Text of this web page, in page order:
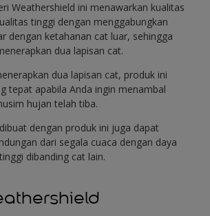
Weathershield ini menawarkan kualitas
tinggi dengan menggabungkan
dengan ketahanan cat luar, sehingga
dua lapisan cat.
dua lapisan cat, produk ini
tepat apabila Anda ingin menambal
hujan telah tiba.
dengan produk ini juga dapat
dari segala cuaca dengan daya
dibanding cat lain.